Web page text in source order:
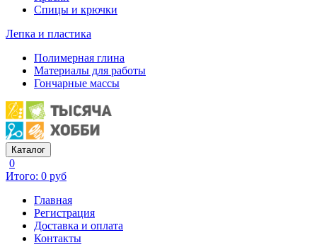
Спицы и крючки
Лепка и пластика
Полимерная глина
Материалы для работы
Гончарные массы
Каталог
0
Итого: 0 руб
Главная
Регистрация
Доставка и оплата
Контакты